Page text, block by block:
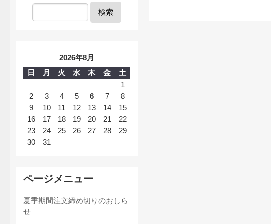
検索
2026年8月
日
月 火 水 木 金
土
1
2
3 4 5 6 7
8
9
10 11 12 13 14
15
16
17 18 19 20 21
22
23
24 25 26 27 28
29
30
31
ページメニュー
夏季期間注文締め切りのおしら
せ